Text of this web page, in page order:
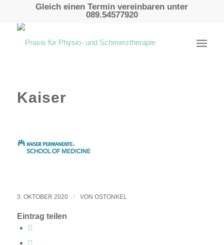
Gleich einen Termin vereinbaren unter
089.54577920
Kaiser
3. OKTOBER 2020 / VON OSTONKEL
Eintrag teilen